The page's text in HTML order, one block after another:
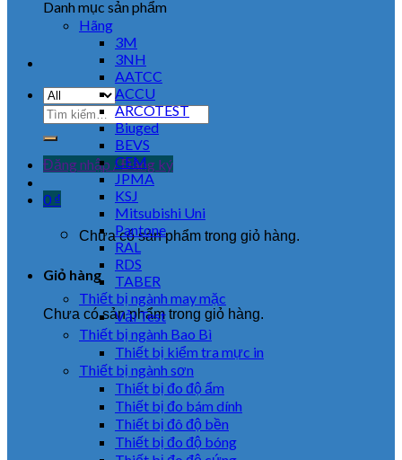
Đăng nhập / Đăng ký
0 ₫
Chưa có sản phẩm trong giỏ hàng.
Giỏ hàng
Chưa có sản phẩm trong giỏ hàng.
Danh mục sản phẩm
Hãng
3M
3NH
AATCC
ACCU
ARCOTEST
Biuged
BEVS
CEM
JPMA
KSJ
Mitsubishi Uni
Pantone
RAL
RDS
TABER
Thiết bị ngành may mặc
Vải Test
Thiết bị ngành Bao Bì
Thiết bị kiểm tra mực in
Thiết bị ngành sơn
Thiết bị đo độ ẩm
Thiết bị đo bám dính
Thiết bị đô độ bền
Thiết bị đo độ bóng